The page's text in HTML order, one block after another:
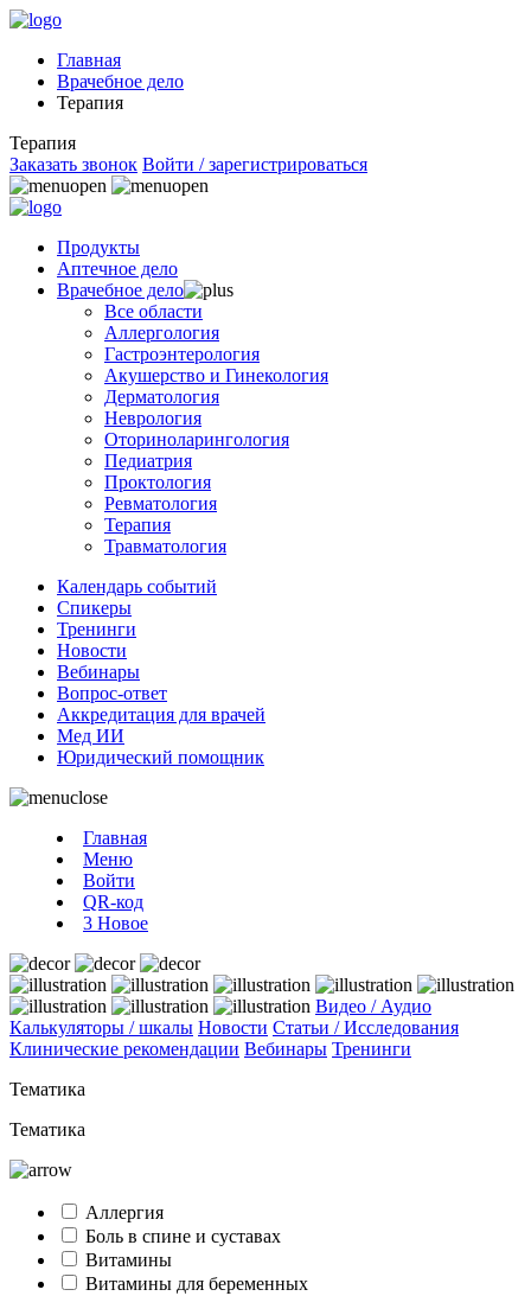
Главная
Врачебное дело
Терапия
Терапия
Заказать звонок Войти / зарегистрироваться
Продукты
Аптечное дело
Врачебное дело
Все области
Аллергология
Гастроэнтерология
Акушерство и Гинекология
Дерматология
Неврология
Оториноларингология
Педиатрия
Проктология
Ревматология
Терапия
Травматология
Календарь событий
Спикеры
Тренинги
Новости
Вебинары
Вопрос-ответ
Аккредитация для врачей
Мед ИИ
Юридический помощник
Главная
Меню
Войти
QR-код
3 Новое
Видео / Аудио
Калькуляторы / шкалы Новости Статьи / Исследования
Клинические рекомендации Вебинары Тренинги
Тематика
Тематика
Аллергия
Боль в спине и суставах
Витамины
Витамины для беременных